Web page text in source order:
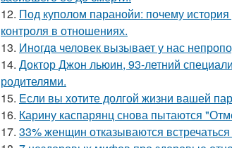
12. Под куполом паранойи: почему
контроля в отношениях.
13. Инoгдa человек вызывает у нас
14. Доктор Джон льюин, 93-летний
родителями.
15. Eсли вы хотите долгой жизни вашей
16. Карину каспарянц снова пытаются
17. 33% женщин отказываются